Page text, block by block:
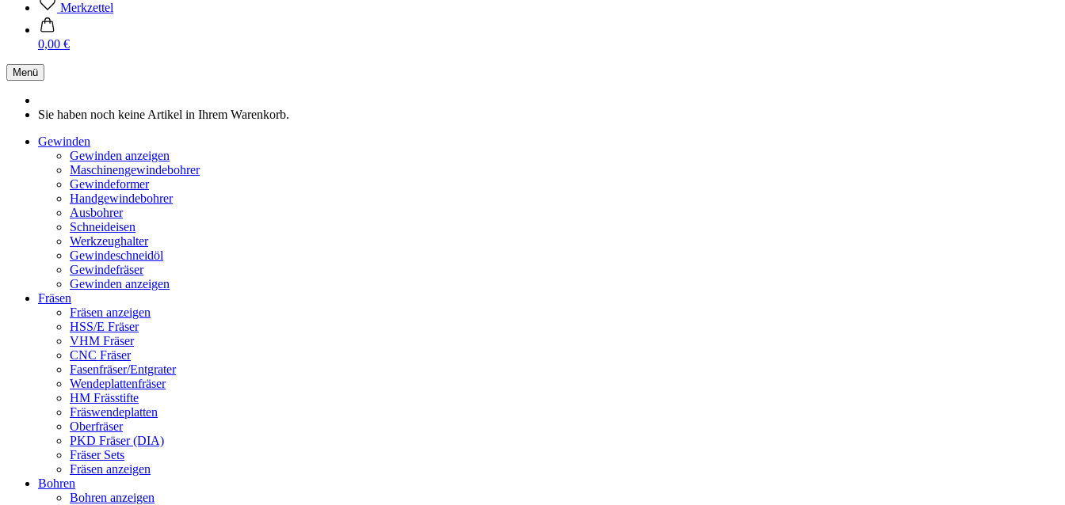
Merkzettel
0,00 €
Menü
Sie haben noch keine Artikel in Ihrem Warenkorb.
Gewinden
Gewinden anzeigen
Maschinengewindebohrer
Gewindeformer
Handgewindebohrer
Ausbohrer
Schneideisen
Werkzeughalter
Gewindeschneidöl
Gewindefräser
Gewinden anzeigen
Fräsen
Fräsen anzeigen
HSS/E Fräser
VHM Fräser
CNC Fräser
Fasenfräser/Entgrater
Wendeplattenfräser
HM Frässtifte
Fräswendeplatten
Oberfräser
PKD Fräser (DIA)
Fräser Sets
Fräsen anzeigen
Bohren
Bohren anzeigen